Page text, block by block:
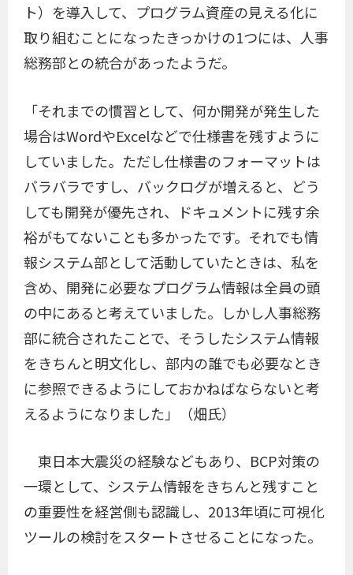
ト）を導入して、プログラム資産の見える化に
取り組むことになったきっかけの1つには、人事
総務部との統合があったようだ。
「それまでの慣習として、何か開発が発生した
場合はWordやExcelなどで仕様書を残すように
していました。ただし仕様書のフォーマットは
バラバラですし、バックログが増えると、どう
しても開発が優先され、ドキュメントに残す余
裕がもてないことも多かったです。それでも情
報システム部として活動していたときは、私を
含め、開発に必要なプログラム情報は全員の頭
の中にあると考えていました。しかし人事総務
部に統合されたことで、そうしたシステム情報
をきちんと明文化し、部内の誰でも必要なとき
に参照できるようにしておかねばならないと考
えるようになりました」（畑氏）
東日本大震災の経験などもあり、BCP対策の
一環として、システム情報をきちんと残すこと
の重要性を経営側も認識し、2013年頃に可視化
ツールの検討をスタートさせることになった。